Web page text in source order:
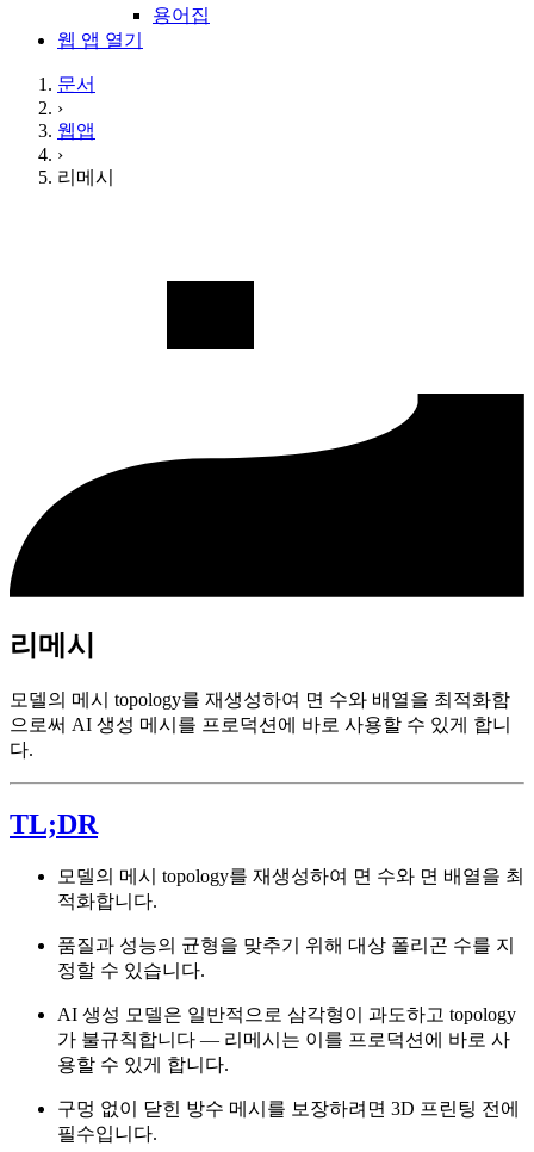
용어집
웹 앱 열기
문서
›
웹앱
›
리메시
리메시
모델의 메시 topology를 재생성하여 면 수와 배열을 최적화함
으로써 AI 생성 메시를 프로덕션에 바로 사용할 수 있게 합니
다.
TL;DR
모델의 메시 topology를 재생성하여 면 수와 면 배열을 최
적화합니다.
품질과 성능의 균형을 맞추기 위해 대상 폴리곤 수를 지
정할 수 있습니다.
AI 생성 모델은 일반적으로 삼각형이 과도하고 topology
가 불규칙합니다 — 리메시는 이를 프로덕션에 바로 사
용할 수 있게 합니다.
구멍 없이 닫힌 방수 메시를 보장하려면 3D 프린팅 전에
필수입니다.